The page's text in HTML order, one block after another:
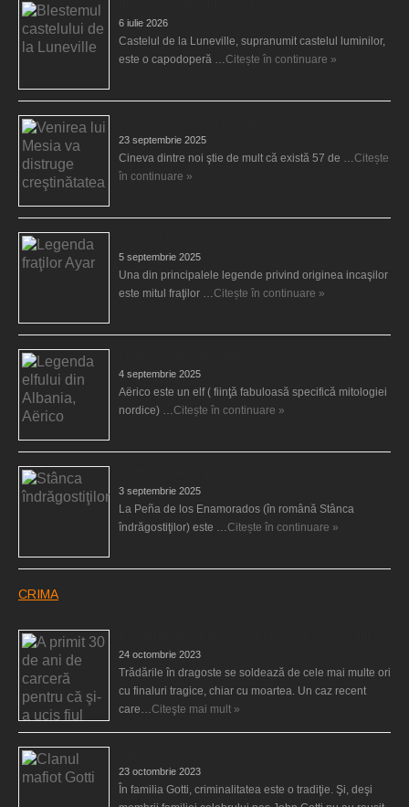
6 iulie 2026
Castelul de la Luneville, supranumit castelul luminilor,
este o capodoperă …Citește în continuare »
23 septembrie 2025
Cineva dintre noi ştie de mult că există 57 de …Citește
în continuare »
5 septembrie 2025
Una din principalele legende privind originea incaşilor
este mitul fraţilor …Citește în continuare »
4 septembrie 2025
Aërico este un elf ( fiinţă fabuloasă specifică mitologiei
nordice) …Citește în continuare »
3 septembrie 2025
La Peña de los Enamorados (în română Stânca
îndrăgostiţilor) este …Citește în continuare »
CRIMA
24 octombrie 2023
Trădările în dragoste se soldează de cele mai multe ori
cu finaluri tragice, chiar cu moartea. Un caz recent
care…Citeşte mai mult »
23 octombrie 2023
În familia Gotti, criminalitatea este o tradiţie. Şi, deşi